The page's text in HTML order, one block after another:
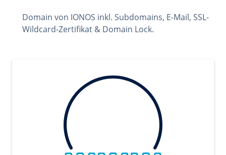
Domain von IONOS inkl. Subdomains, E-Mail, SSL-
Wildcard-Zertifikat & Domain Lock.